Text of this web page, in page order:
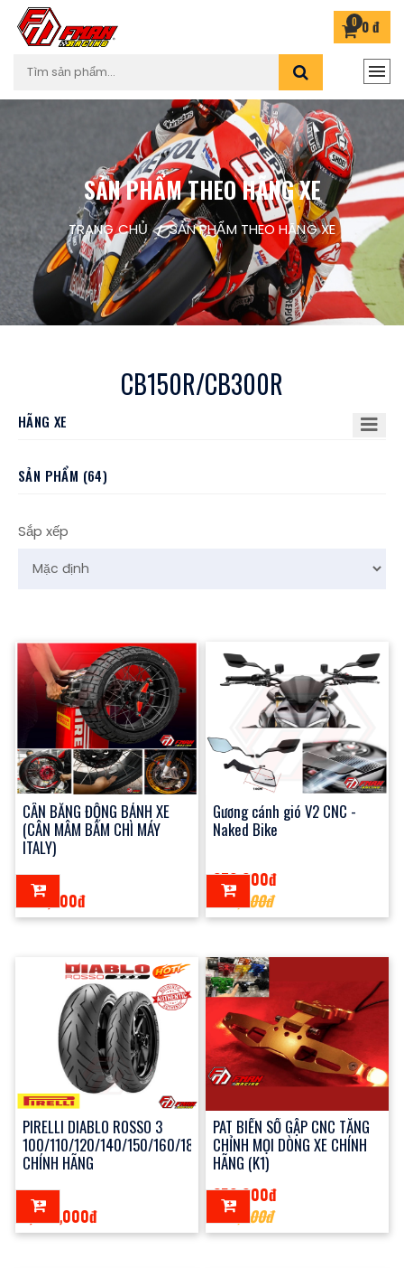
0 0 đ
SẢN PHẨM THEO HÃNG XE
TRANG CHỦ SẢN PHẨM THEO HÃNG XE
CB150R/CB300R
HÃNG XE
SẢN PHẨM (64)
Sắp xếp
CÂN BẰNG ĐỘNG BÁNH XE
(CÂN MÂM BẤM CHÌ MÁY
ITALY)
100,000đ
Gương cánh gió V2 CNC -
Naked Bike
370,000đ
400,000đ
PIRELLI DIABLO ROSSO 3
100/110/120/140/150/160/180/190
CHÍNH HÃNG
1,300,000đ
PAT BIỂN SỐ GẬP CNC TĂNG
CHỈNH MỌI DÒNG XE CHÍNH
HÃNG (K1)
350,000đ
420,000đ